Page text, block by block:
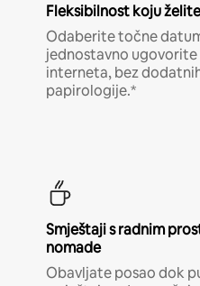
Fleksibilnost koju želite
Odaberite točne
jednostavno
interneta, bez
papirologije.*
Smještaji s radnim
nomade
Obavljate posao dok